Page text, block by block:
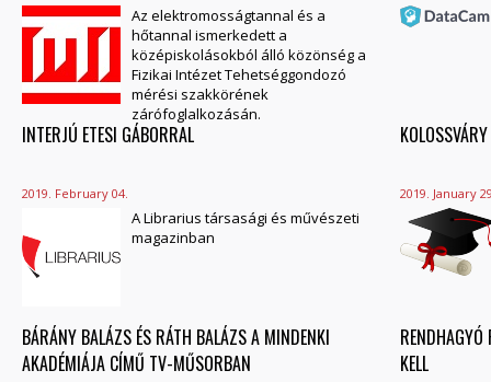
Az elektromosságtannal és a
hőtannal ismerkedett a
középiskolásokból álló közönség a
Fizikai Intézet Tehetséggondozó
mérési szakkörének
zárófoglalkozásán.
INTERJÚ ETESI GÁBORRAL
2019. February 04.
A Librarius társasági és művészeti
magazinban
2019. January
BÁRÁNY BALÁZS ÉS RÁTH BALÁZS A MINDENKI
AKADÉMIÁJA CÍMŰ TV-MŰSORBAN
RENDHAGYÓ
KELL